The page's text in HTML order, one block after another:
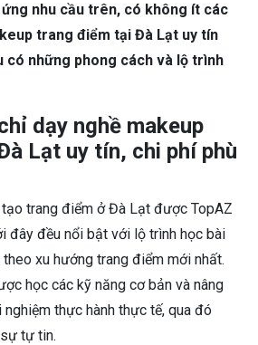
nhu cầu trên, có không ít các
trang điểm tại Đà Lạt uy tín
có những phong cách và lộ trình
dạy nghề makeup
Lạt uy tín, chi phí phù
trang điểm ở Đà Lạt được TopAZ
đây đều nổi bật với lộ trình học bài
xu hướng trang điểm mới nhất.
học các kỹ năng cơ bản và nâng
thực hành thực tế, qua đó
tự tin.